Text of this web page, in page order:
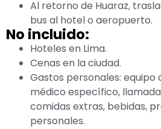
Al retorno de Huaraz,
bus al hotel o aeropuerto.
No incluido:
Hoteles en Lima.
Cenas en la ciudad.
Gastos personales: equipo
médico específico,
comidas extras, bebidas,
personales.